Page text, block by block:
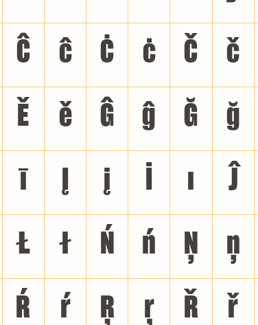
Ĉ ĉ Ċ ċ Č č
Ě ě Ĝ ĝ Ğ ğ
ī Į į İ ı Ĵ
Ł ł Ń ń Ņ ņ
Ŕ ŕ Ŗ ŗ Ř ř